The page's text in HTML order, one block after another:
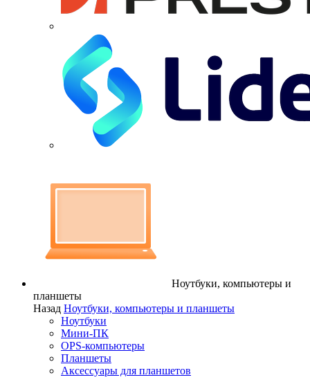
Ноутбуки, компьютеры и
планшеты
Назад Ноутбуки, компьютеры и планшеты
Ноутбуки
Мини-ПК
OPS-компьютеры
Планшеты
Аксессуары для планшетов